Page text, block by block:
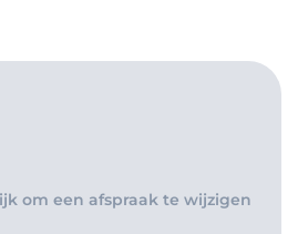
om een afspraak te wijzigen